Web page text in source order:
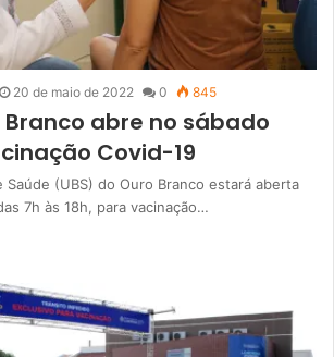
20 de maio de 2022 0 845
Branco abre no sábado
Covid-19
Saúde (UBS) do Ouro Branco estará aberta
7h às 18h, para vacinação…